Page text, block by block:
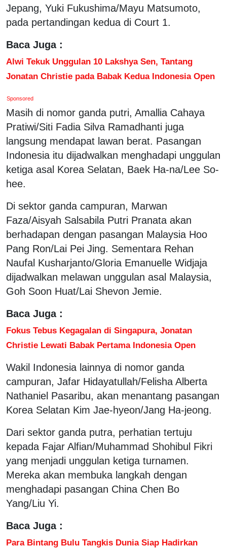
Jepang, Yuki Fukushima/Mayu Matsumoto,
pada pertandingan kedua di Court 1.
Baca Juga :
Alwi Tekuk Unggulan 10 Lakshya Sen, Tantang
Jonatan Christie pada Babak Kedua Indonesia Open
Sponsored
Masih di nomor ganda putri, Amallia Cahaya
Pratiwi/Siti Fadia Silva Ramadhanti juga
langsung mendapat lawan berat. Pasangan
Indonesia itu dijadwalkan menghadapi unggulan
ketiga asal Korea Selatan, Baek Ha-na/Lee So-
hee.
Di sektor ganda campuran, Marwan
Faza/Aisyah Salsabila Putri Pranata akan
berhadapan dengan pasangan Malaysia Hoo
Pang Ron/Lai Pei Jing. Sementara Rehan
Naufal Kusharjanto/Gloria Emanuelle Widjaja
dijadwalkan melawan unggulan asal Malaysia,
Goh Soon Huat/Lai Shevon Jemie.
Baca Juga :
Fokus Tebus Kegagalan di Singapura, Jonatan
Christie Lewati Babak Pertama Indonesia Open
Wakil Indonesia lainnya di nomor ganda
campuran, Jafar Hidayatullah/Felisha Alberta
Nathaniel Pasaribu, akan menantang pasangan
Korea Selatan Kim Jae-hyeon/Jang Ha-jeong.
Dari sektor ganda putra, perhatian tertuju
kepada Fajar Alfian/Muhammad Shohibul Fikri
yang menjadi unggulan ketiga turnamen.
Mereka akan membuka langkah dengan
menghadapi pasangan China Chen Bo
Yang/Liu Yi.
Baca Juga :
Para Bintang Bulu Tangkis Dunia Siap Hadirkan